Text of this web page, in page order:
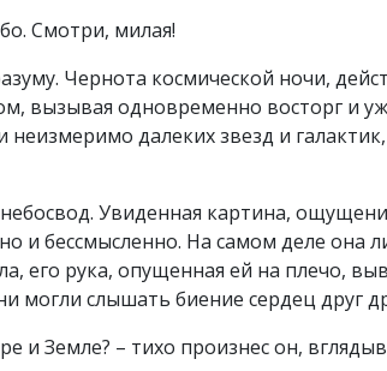
Смотри, милая!
Чернота космической ночи,
вызывая одновременно восторг и
далеких звезд и
Увиденная картина,
и бессмысленно. На самом деле она
его рука, опущенная ей на плечо,
могли слышать биение сердец друг
и Земле? – тихо произнес он,